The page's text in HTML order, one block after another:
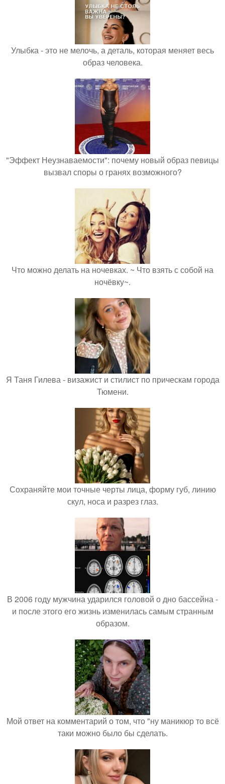
Улыбка - это не мелочь, а деталь, которая меняет весь
образ человека.
"Эффект Неузнаваемости": почему новый образ певицы
вызвал споры о гранях возможного?
Что можно делать на ночевках. ~ Что взять с собой на
ночёвку~.
Я Таня Гилева - визажист и стилист по прическам города
Тюмени.
Сохраняйте мои точные черты лица, форму губ, линию
скул, носа и разрез глаз.
В 2006 году мужчина ударился головой о дно бассейна -
и после этого его жизнь изменилась самым странным
образом.
Мой ответ на комментарий о том, что "ну маникюр то всё
таки можно было бы сделать.